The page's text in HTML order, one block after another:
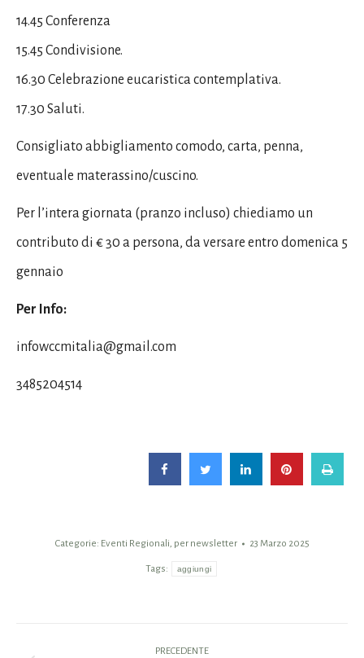
14.45 Conferenza
15.45 Condivisione.
16.30 Celebrazione eucaristica contemplativa.
17.30 Saluti.
Consigliato abbigliamento comodo, carta, penna,
eventuale materassino/cuscino.
Per l’intera giornata (pranzo incluso) chiediamo un
contributo di € 30 a persona, da versare entro domenica 5
gennaio
Per Info:
infowccmitalia@gmail.com
3485204514
Categorie: Eventi Regionali, per newsletter 23 Marzo 2025
Tags: aggiungi
PRECEDENTE